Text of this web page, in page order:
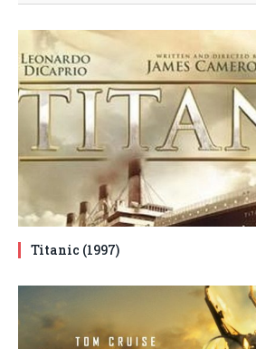
Titanic (1997)